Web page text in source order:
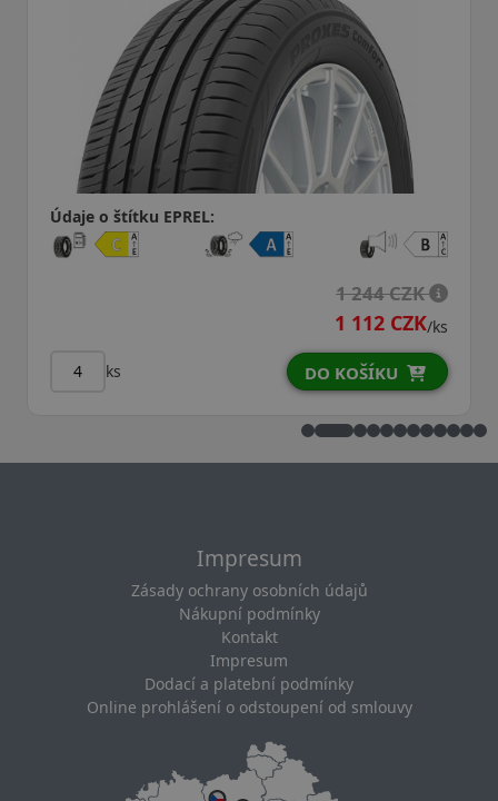
Údaje o štítku EPREL:
1 244 CZK
1 112 CZK/ks
ks DO KOŠÍKU
Impresum
Zásady ochrany osobních údajů
Nákupní podmínky
Kontakt
Impresum
Dodací a platební podmínky
Online prohlášení o odstoupení od smlouvy